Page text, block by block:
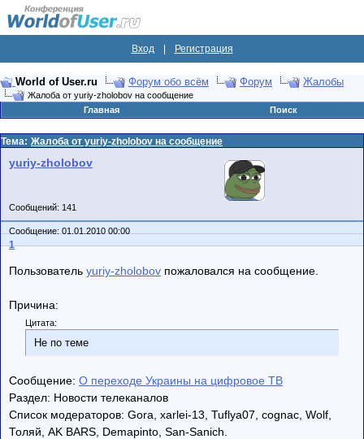
Вход Регистрация
World of User.ru Форум обо всём Форум Жалобы
Жалоба от yuriy-zholobov на сообщение
Главная
Поиск
Тема: Жалоба от yuriy-zholobov на сообщение
yuriy-zholobov
Сообщений: 141
Сообщение: 01.01.2010 00:00
1
Пользователь yuriy-zholobov пожаловался на сообщение.
Причина:
Цитата:
Не по теме
Сообщение: О переходе Украины на цифровое ТВ
Раздел: Новости телеканалов
Список модераторов: Gora, xarlei-13, Tuflya07, cognac, Wolf,
Толяй, AK BARS, Demapinto, San-Sanich.